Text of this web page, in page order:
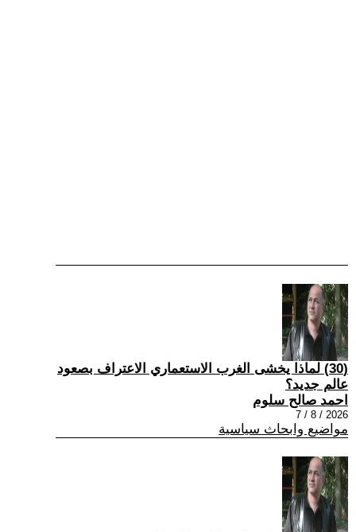
(30) لماذا يخشى الغرب الاستعماري الاعتراف بصعود
عالم جديد؟
احمد صالح سلوم
2026 / 8 / 7
مواضيع وابحاث سياسية